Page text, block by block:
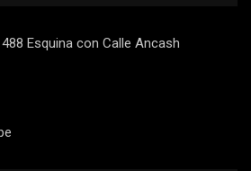
Esquina con Calle Ancash